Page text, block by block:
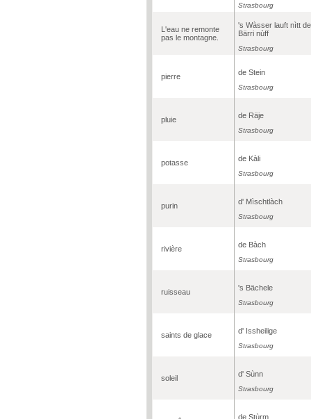
Strasbourg
L'eau ne remonte
pas le montagne.
's Wàsser lauft nìtt de
Bärri nùff
Strasbourg
pierre de Stein
Strasbourg
pluie de Räje
Strasbourg
potasse de Kàli
Strasbourg
purin d' Mìschtlàch
Strasbourg
rivière de Bàch
Strasbourg
ruisseau 's Bächele
Strasbourg
saints de glace d' Issheilige
Strasbourg
soleil d' Sùnn
Strasbourg
de Stùrm